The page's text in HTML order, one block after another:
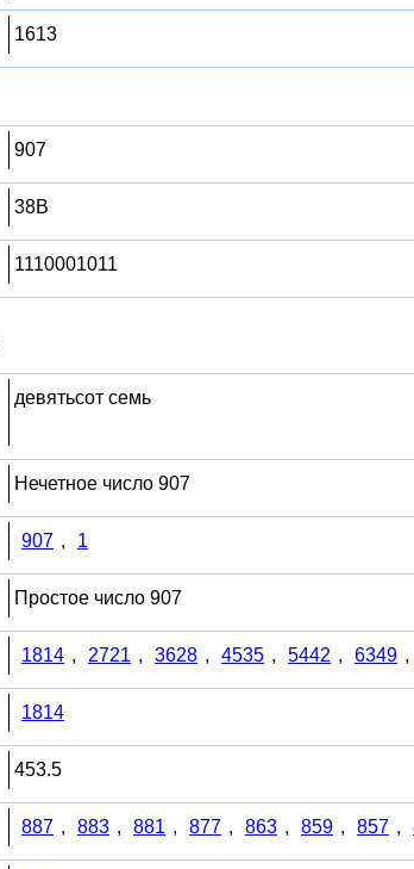
1613
907
38B
1110001011
девятьсот семь
Нечетное число 907
907 , 1
Простое число 907
1814 , 2721 , 3628 , 4535 , 5442 , 6349 ,
1814
453.5
887 , 883 , 881 , 877 , 863 , 859 , 857 ,